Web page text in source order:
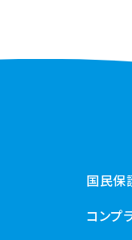
国民保
コンプ